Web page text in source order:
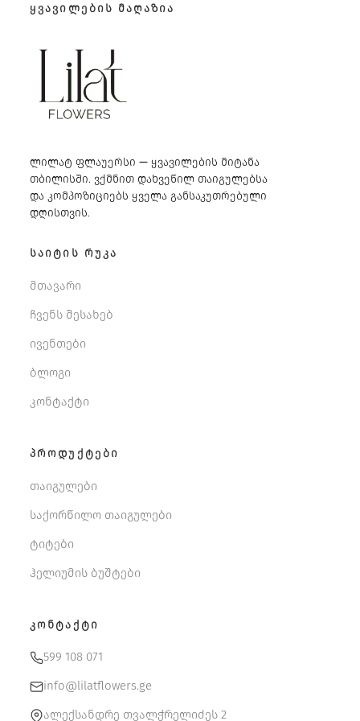
ᲧᲕᲐᲕᲘᲚᲔᲑᲘᲡ ᲛᲐᲦᲐᲖᲘᲐ
ლილატ ფლაუერსი — ყვავილების მიტანა
თბილისში. ვქმნით დახვეწილ თაიგულებსა
და კომპოზიციებს ყველა განსაკუთრებული
დღისთვის.
ᲡᲐᲘᲢᲘᲡ ᲠᲣᲙᲐ
მთავარი
ჩვენს შესახებ
ივენთები
ბლოგი
კონტაქტი
ᲞᲠᲝᲓᲣᲥᲢᲔᲑᲘ
თაიგულები
საქორწილო თაიგულები
ტიტები
ჰელიუმის ბუშტები
ᲙᲝᲜᲢᲐᲥᲢᲘ
599 108 071
info@lilatflowers.ge
ალექსანდრე თვალჭრელიძეს 2